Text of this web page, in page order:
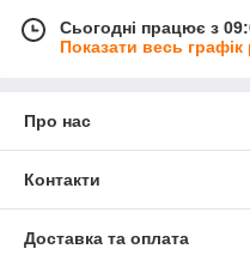
Сьогодні працює з
Показати весь графік
Про нас
Контакти
Доставка та оплата